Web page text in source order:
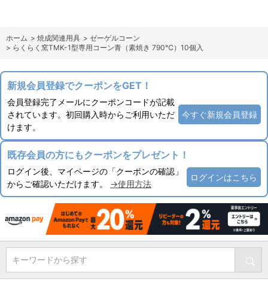
ホーム > 焼成関連用具 > ゼーゲルコーン
> らくらく窯TMK-1型専用コーン青（素焼き 790℃）10個入
新規会員登録でクーポンをGET！
会員登録完了メールにクーポンコードが記載
されています。初回購入時からご利用いただ
けます。
今すぐ新規会員登録
既存会員の方にもクーポンをプレゼント！
ログイン後、マイページの「クーポンの確認」
からご確認いただけます。 →使用方法
ログインはこちら
キーワードから探す